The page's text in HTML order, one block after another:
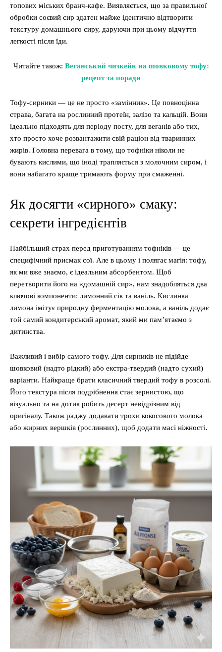
топових міських бранч-кафе. Виявляється, що за правильної
обробки соєвий сир здатен майже ідентично відтворити
текстуру домашнього сиру, даруючи при цьому відчуття
легкості після їди.
Читайте також: Веганський чизкейк на шовковому тофу:
рецепт та поради
Тофу-сирники — це не просто «замінник». Це повноцінна
страва, багата на рослинний протеїн, залізо та кальцій. Вони
ідеально підходять для періоду посту, для веганів або тих,
хто просто хоче розвантажити свій раціон від тваринних
жирів. Головна перевага в тому, що тофніки ніколи не
бувають кислими, що іноді трапляється з молочним сиром, і
вони набагато краще тримають форму при смаженні.
Як досягти «сирного» смаку:
секрети інгредієнтів
Найбільший страх перед приготуванням тофніків — це
специфічний присмак сої. Але в цьому і полягає магія: тофу,
як ми вже знаємо, є ідеальним абсорбентом. Щоб
перетворити його на «домашній сир», нам знадобляться два
ключові компоненти: лимонний сік та ваніль. Кислинка
лимона імітує природну ферментацію молока, а ваніль додає
той самий кондитерський аромат, який ми пам’ятаємо з
дитинства.
Важливий і вибір самого тофу. Для сирників не підійде
шовковий (надто рідкий) або екстра-твердий (надто сухий)
варіанти. Найкраще брати класичний твердий тофу в розсолі.
Його текстура після подрібнення стає зернистою, що
візуально та на дотик робить десерт невідрізним від
оригіналу. Також раджу додавати трохи кокосового молока
або жирних вершків (рослинних), щоб додати масі ніжності.